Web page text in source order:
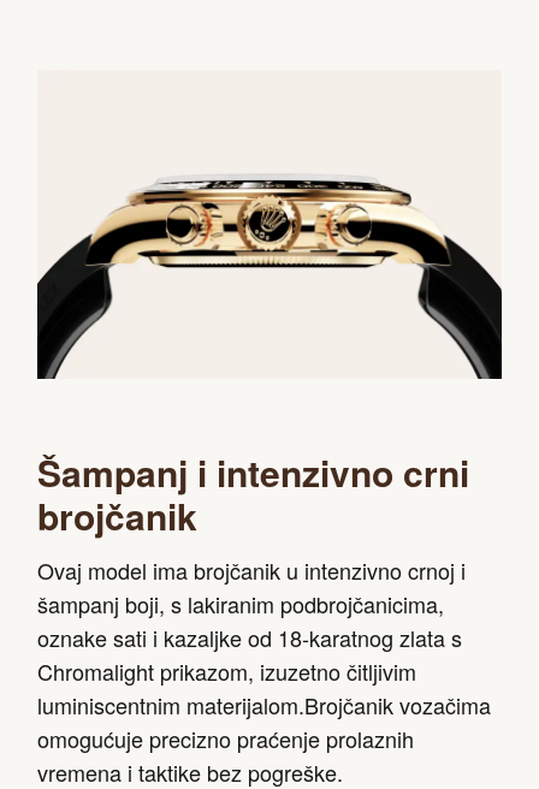
Šampanj i intenzivno crni
brojčanik
Ovaj model ima brojčanik u intenzivno crnoj i
šampanj boji, s lakiranim podbrojčanicima,
oznake sati i kazaljke od 18-karatnog zlata s
Chromalight prikazom, izuzetno čitljivim
luminiscentnim materijalom.Brojčanik vozačima
omogućuje precizno praćenje prolaznih
vremena i taktike bez pogreške.